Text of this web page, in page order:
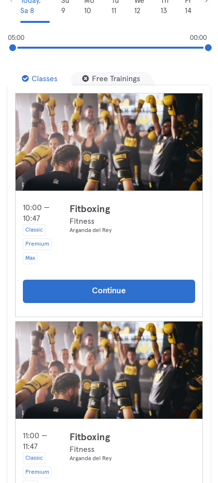
Sa 8
9
10
11
12
13
14
05:00 00:00
Classes Free Trainings
10:00 —
10:47
Classic
Premium
Max
Fitboxing
Fitness
Arganda del Rey
Continue
11:00 —
11:47
Classic
Premium
Fitboxing
Fitness
Arganda del Rey